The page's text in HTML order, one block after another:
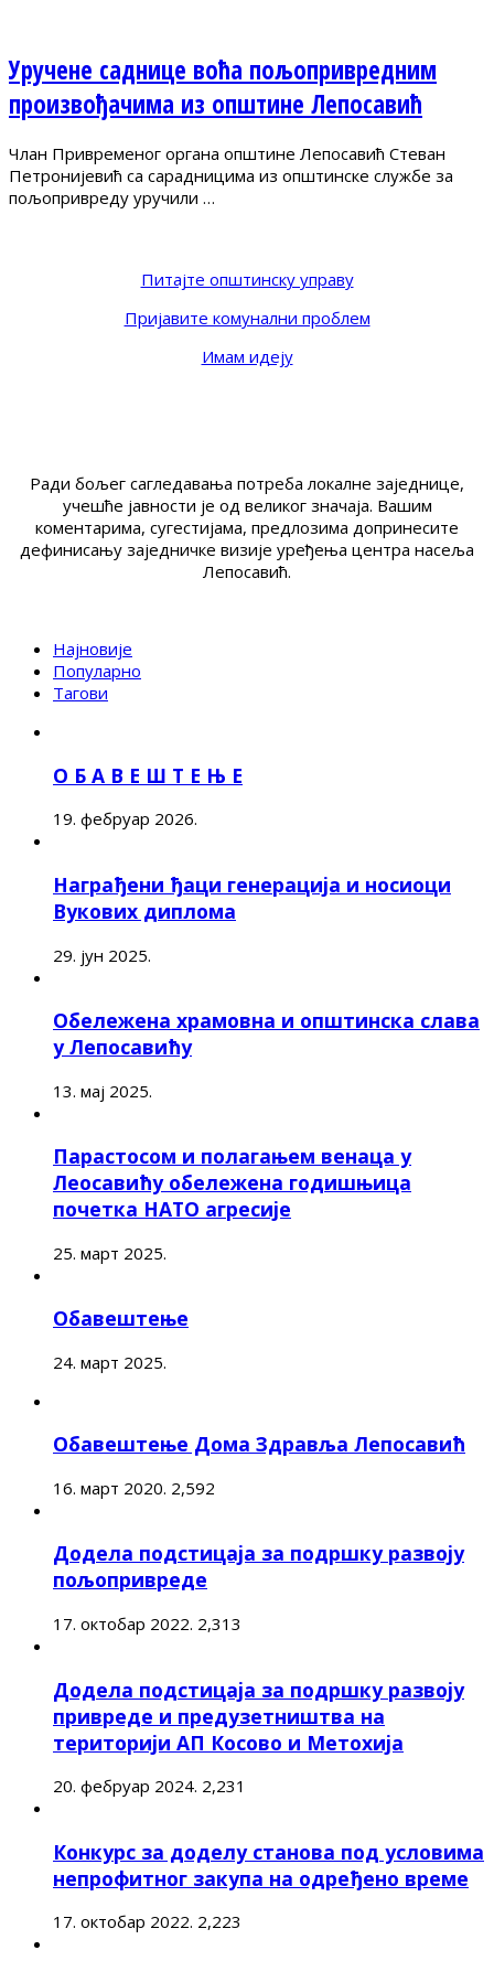
Уручене саднице воћа пољопривредним
произвођачима из општине Лепосавић
Члан Привременог органа општине Лепосавић Стеван
Петронијевић са сарадницима из општинске службе за
пољопривреду уручили …
Питајте општинску управу
Пријавите комунални проблем
Имам идеју
Ради бољег сагледавања потреба локалне заједнице,
учешће јавности је од великог значаја. Вашим
коментарима, сугестијама, предлозима допринесите
дефинисању заједничке визије уређења центра насеља
Лепосавић.
Најновије
Популарно
Тагови
О Б А В Е Ш Т Е Њ Е
19. фебруар 2026.
Награђени ђаци генерација и носиоци
Вукових диплома
29. јун 2025.
Обележена храмовна и општинска слава
у Лепосавићу
13. мај 2025.
Парастосом и полагањем венаца у
Леосавићу обележена годишњица
почетка НАТО агресије
25. март 2025.
Обавештење
24. март 2025.
Обавештење Дома Здравља Лепосавић
16. март 2020. 2,592
Додела подстицаја за подршку развоју
пољопривреде
17. октобар 2022. 2,313
Додела подстицаја за подршку развоју
привреде и предузетништва на
територији АП Косово и Метохија
20. фебруар 2024. 2,231
Конкурс за доделу станова под условима
непрофитног закупа на одређено време
17. октобар 2022. 2,223